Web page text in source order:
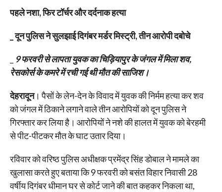
पहले नशा, फिर टॉर्चर और दर्दनाक हत्या
_ दून पुलिस ने सुलझाई दिगंबर मर्डर मिस्ट्री, तीन आरोपी दबोचे
9 फरवरी से लापता युवक का चिड़ियापुर के जंगल में मिला शव,
रेसकोर्स के कमरे में रची गई थी मौत की साजिश।
देहरादून। पैसों के लेन-देन के विवाद में युवक की निर्मम हत्या कर शव
को जंगल में ठिकाने लगाने वाले तीन आरोपियों को दून पुलिस ने
गिरफ्तार कर लिया है। आरोपियों ने नशे की हालत में युवक को बेरहमी
से पीट-पीटकर मौत के घाट उतार दिया।
रविवार को वरिष्ठ पुलिस अधीक्षक प्रमेंद्र सिंह डोबाल ने मामले का
खुलासा करते हुए बताया कि 9 फरवरी को बसंत विहार निवासी 28
वर्षीय दिगंबर धीमान घर से कोर्ट जाने की बात कहकर निकला था,